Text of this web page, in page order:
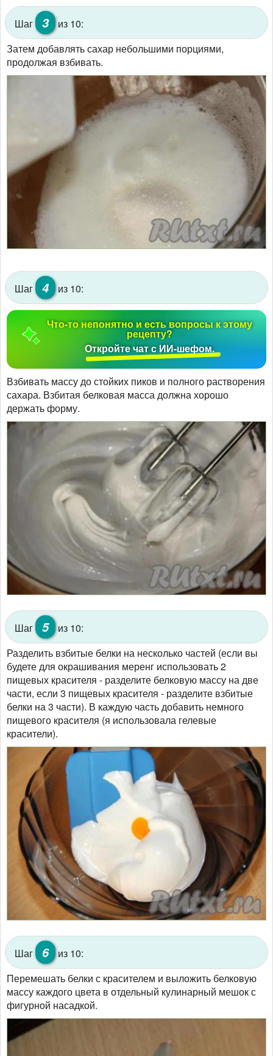
Шаг 3
из 10:
Затем добавлять сахар небольшими порциями,
продолжая взбивать.
Шаг 4 из 10:
Что-то непонятно и есть вопросы к этому
рецепту?
Откройте чат с ИИ-шефом.
Взбивать массу до стойких пиков и полного растворения
сахара. Взбитая белковая масса должна хорошо
держать форму.
Шаг 5
из 10:
Разделить взбитые белки на несколько частей (если вы
будете для окрашивания меренг использовать 2
пищевых красителя - разделите белковую массу на две
части, если 3 пищевых красителя - разделите взбитые
белки на 3 части). В каждую часть добавить немного
пищевого красителя (я использовала гелевые
красители).
Шаг 6
из 10:
Перемешать белки с красителем и выложить белковую
массу каждого цвета в отдельный кулинарный мешок с
фигурной насадкой.